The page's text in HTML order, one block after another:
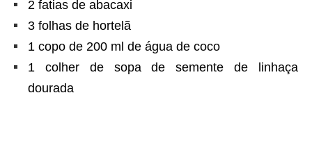
2 fatias de abacaxi
3 folhas de hortelã
1 copo de 200 ml de água de coco
1 colher de sopa de semente de linhaça
dourada